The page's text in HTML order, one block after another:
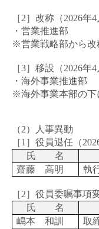
［2］改称（2026年4
・営業推進部
※営業戦略部から改
［3］移設（2026年4
・海外事業推進部
※海外事業本部の下
（2）人事異動
［1］役員退任（
氏 名
齋藤 高明
執
［2］役員委嘱事項
氏 名
嶋本 和訓
取